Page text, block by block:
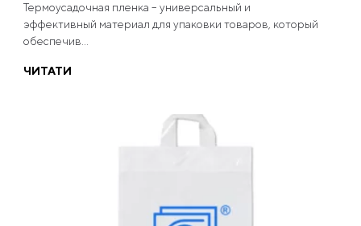
Термоусадочная пленка – универсальный и
эффективный материал для упаковки товаров, который
обеспечив...
ЧИТАТИ